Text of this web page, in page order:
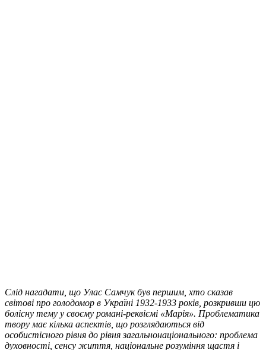
Слід нагадати, що Улас Самчук був першим, хто сказав
світові про голодомор в Україні 1932-1933 років, розкривши цю
болісну тему у своєму романі-реквіємі «Марія». Проблематика
твору має кілька аспектів, що розглядаються від
особистісного рівня до рівня загальнонаціонального: проблема
духовності, сенсу життя, національне розуміння щастя і